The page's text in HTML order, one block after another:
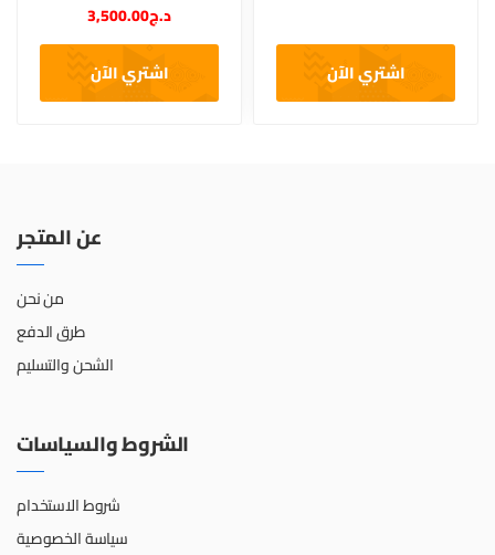
د.ج3,500.00
اشتري الآن
اشتري الآن
عن المتجر
من نحن
طرق الدفع
الشحن والتسليم
الشروط والسياسات
شروط الاستخدام
سياسة الخصوصية